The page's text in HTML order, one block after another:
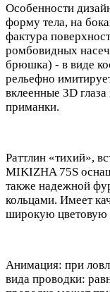
Особенности
форму тела, на
фактура
ромбовидных
брюшка) - в виде
рельефно
вклеенные 3D
приманки.
Раттлин «тихий»,
MIKIZHA 75S
также надежной
кольцами. Имеет
широкую цветовую
Анимация: при
вида проводки: